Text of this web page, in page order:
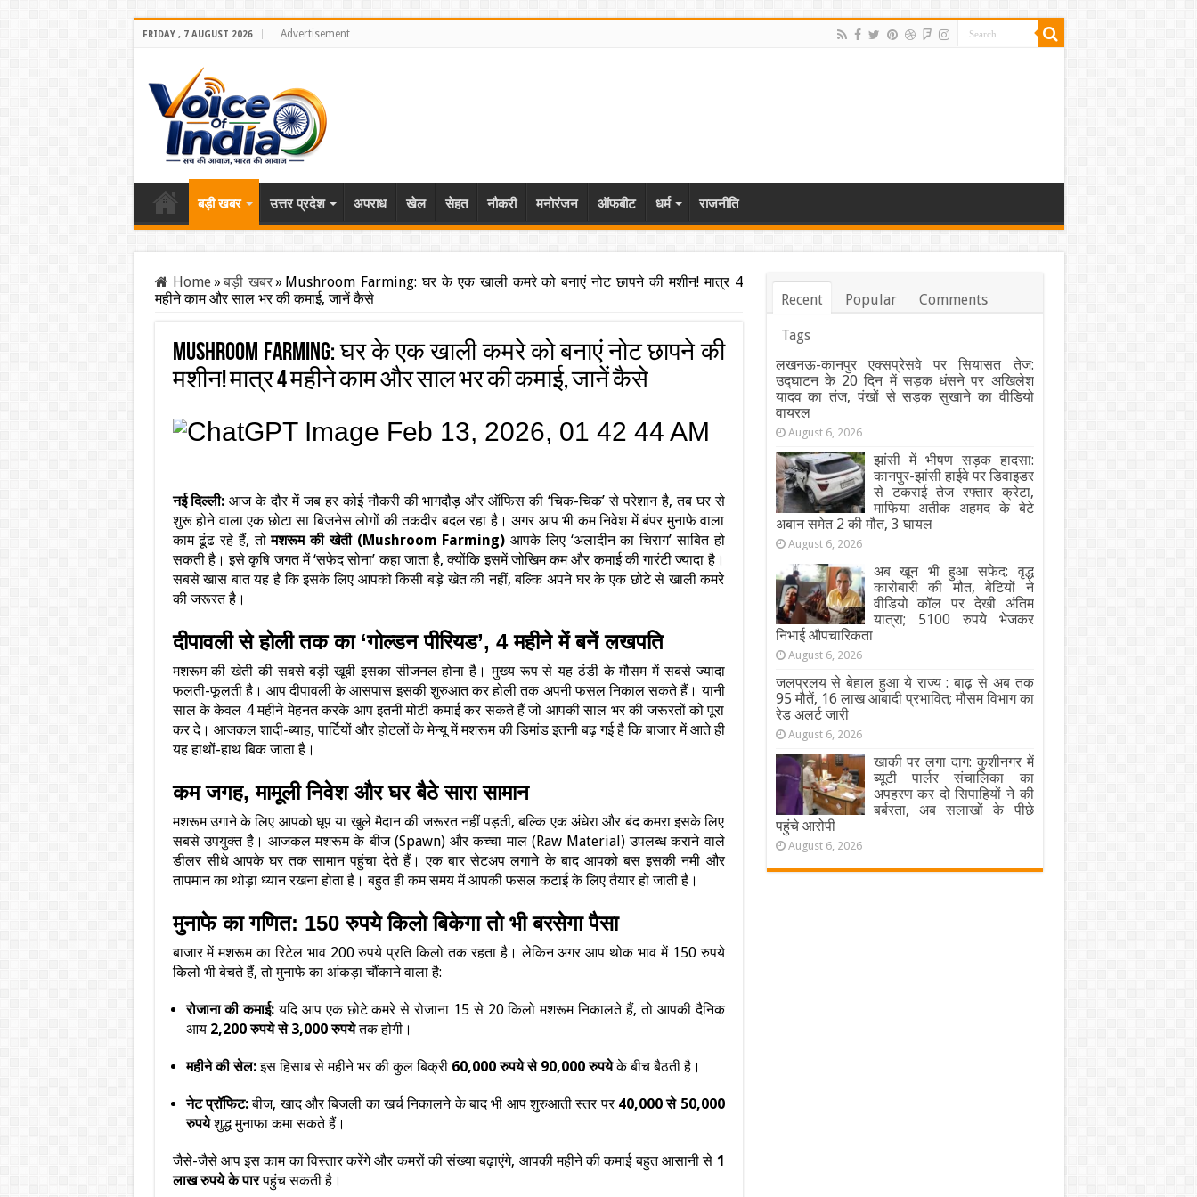
FRIDAY , 7 AUGUST 2026 Advertisement
बड़ी खबर उत्तर प्रदेश अपराध खेल सेहत नौकरी मनोरंजन ऑफबीट धर्म राजनीति
Home» बड़ी खबर» Mushroom Farming: घर के एक खाली कमरे को बनाएं नोट छापने की मशीन! मात्र 4
महीने काम और साल भर की कमाई, जानें कैसे
Mushroom Farming: घर के एक खाली कमरे को बनाएं नोट छापने की
मशीन! मात्र 4 महीने काम और साल भर की कमाई, जानें कैसे
नई दिल्ली: आज के दौर में जब हर कोई नौकरी की भागदौड़ और ऑफिस की ‘चिक-चिक’ से परेशान है, तब घर से
शुरू होने वाला एक छोटा सा बिजनेस लोगों की तकदीर बदल रहा है। अगर आप भी कम निवेश में बंपर मुनाफे वाला
काम ढूंढ रहे हैं, तोमशरूम की खेती (Mushroom Farming) आपके लिए ‘अलादीन का चिराग’ साबित हो
सकती है। इसे कृषि जगत में ‘सफेद सोना’ कहा जाता है, क्योंकि इसमें जोखिम कम और कमाई की गारंटी ज्यादा है।
सबसे खास बात यह है कि इसके लिए आपको किसी बड़े खेत की नहीं, बल्कि अपने घर के एक छोटे से खाली कमरे
की जरूरत है।
दीपावली से होली तक का ‘गोल्डन पीरियड’, 4 महीने में बनें लखपति
मशरूम की खेती की सबसे बड़ी खूबी इसका सीजनल होना है। मुख्य रूप से यह ठंडी के मौसम में सबसे ज्यादा
फलती-फूलती है। आप दीपावली के आसपास इसकी शुरुआत कर होली तक अपनी फसल निकाल सकते हैं। यानी
साल के केवल 4 महीने मेहनत करके आप इतनी मोटी कमाई कर सकते हैं जो आपकी साल भर की जरूरतों को पूरा
कर दे। आजकल शादी-ब्याह, पार्टियों और होटलों के मेन्यू में मशरूम की डिमांड इतनी बढ़ गई है कि बाजार में आते ही
यह हाथों-हाथ बिक जाता है।
कम जगह, मामूली निवेश और घर बैठे सारा सामान
मशरूम उगाने के लिए आपको धूप या खुले मैदान की जरूरत नहीं पड़ती, बल्कि एक अंधेरा और बंद कमरा इसके लिए
सबसे उपयुक्त है। आजकल मशरूम के बीज (Spawn) और कच्चा माल (Raw Material) उपलब्ध कराने वाले
डीलर सीधे आपके घर तक सामान पहुंचा देते हैं। एक बार सेटअप लगाने के बाद आपको बस इसकी नमी और
तापमान का थोड़ा ध्यान रखना होता है। बहुत ही कम समय में आपकी फसल कटाई के लिए तैयार हो जाती है।
मुनाफे का गणित: 150 रुपये किलो बिकेगा तो भी बरसेगा पैसा
बाजार में मशरूम का रिटेल भाव 200 रुपये प्रति किलो तक रहता है। लेकिन अगर आप थोक भाव में 150 रुपये
किलो भी बेचते हैं, तो मुनाफे का आंकड़ा चौंकाने वाला है:
रोजाना की कमाई: यदि आप एक छोटे कमरे से रोजाना 15 से 20 किलो मशरूम निकालते हैं, तो आपकी दैनिक
आय 2,200 रुपये से 3,000 रुपयेतक होगी।
महीने की सेल:इस हिसाब से महीने भर की कुल बिक्री 60,000 रुपये से 90,000 रुपयेके बीच बैठती है।
नेट प्रॉफिट:बीज, खाद और बिजली का खर्च निकालने के बाद भी आप शुरुआती स्तर पर 40,000 से 50,000
रुपयेशुद्ध मुनाफा कमा सकते हैं।
जैसे-जैसे आप इस काम का विस्तार करेंगे और कमरों की संख्या बढ़ाएंगे, आपकी महीने की कमाई बहुत आसानी से 1
लाख रुपये के पारपहुंच सकती है।
Recent Popular Comments
Tags
लखनऊ-कानपुर एक्सप्रेसवे पर सियासत तेज:
उद्घाटन के 20 दिन में सड़क धंसने पर अखिलेश
यादव का तंज, पंखों से सड़क सुखाने का वीडियो
वायरल
August 6, 2026
झांसी में भीषण सड़क हादसा:
कानपुर-झांसी हाईवे पर डिवाइडर
से टकराई तेज रफ्तार क्रेटा,
माफिया अतीक अहमद के बेटे
अबान समेत 2 की मौत, 3 घायल
August 6, 2026
अब खून भी हुआ सफेद: वृद्ध
कारोबारी की मौत, बेटियों ने
वीडियो कॉल पर देखी अंतिम
यात्रा; 5100 रुपये भेजकर
निभाई औपचारिकता
August 6, 2026
जलप्रलय से बेहाल हुआ ये राज्य : बाढ़ से अब तक
95 मौतें, 16 लाख आबादी प्रभावित; मौसम विभाग का
रेड अलर्ट जारी
August 6, 2026
खाकी पर लगा दाग: कुशीनगर में
ब्यूटी पार्लर संचालिका का
अपहरण कर दो सिपाहियों ने की
बर्बरता, अब सलाखों के पीछे
पहुंचे आरोपी
August 6, 2026